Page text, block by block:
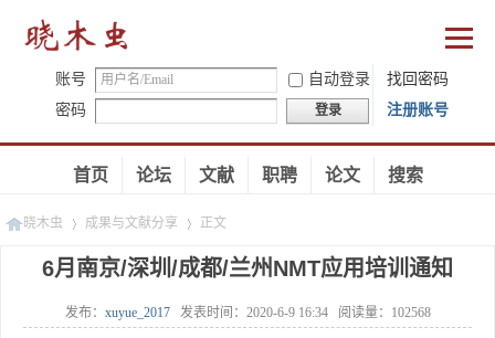
账号 自动登录
找回密码
密码
登录 注册账号
首页 论坛 文献 职聘 论文 搜索
晓木虫
»
成果与文献分享
»
正文
6月南京/深圳/成都/兰州NMT应用培训通知
发布： xuyue_2017 发表时间： 2020-6-9 16:34 阅读量： 102568